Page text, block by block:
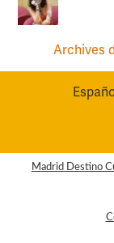
Archives
Madrid Destino